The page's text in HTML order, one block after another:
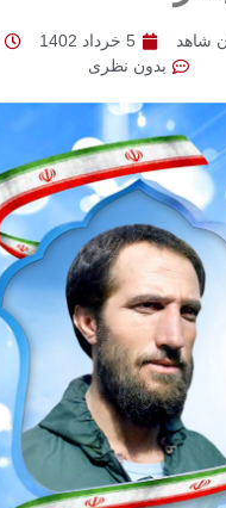
شاهد 5 خرداد 1402
بدون نظری